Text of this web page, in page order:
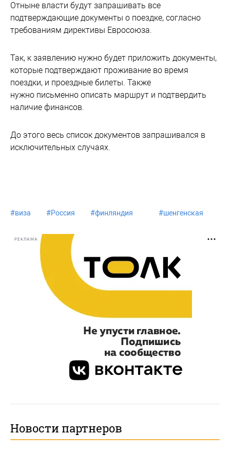
Отныне власти будут запрашивать все
подтверждающие документы о поездке, согласно
требованиям директивы Евросоюза.
Так, к заявлению нужно будет приложить документы,
которые подтверждают проживание во время
поездки, и проездные билеты. Также
нужно письменно описать маршрут и подтвердить
наличие финансов.
До этого весь список документов запрашивался в
исключительных случаях.
#виза #Россия #финляндия #шенгенская
РЕКЛАМА
Новости партнеров